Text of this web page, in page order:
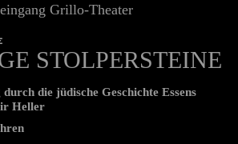
Grillo-Theater
STOLPER­STEINE